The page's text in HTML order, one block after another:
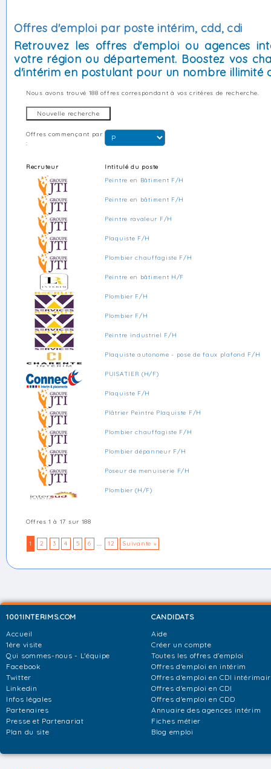
Offres d'emploi par poste intérim, cdd, cdi
Retrouvez les offres d'emploi ou agences
votre région ou département. Boostez vos
d'intérim en postulant pour un nombre illimité
Nous avons trouvé 188 offres correspondant à vos critères de recherche.
Offres commençant par
:
Recruteur
Intitulé du poste
Peintre en Bâtiment F/H
Peintre en bâtiment F/H
Peintre ravaleur F/H
Plaquiste F/H
Plombier chauffagiste F/H
Peintre en bâtiment H/F
Plombier F/H
Plombier F/H
Peintre industriel F/H
Plaquiste autonome - pose de faux plafond F/H
PUISATIER (H/F)
Plaquiste F/H
Plâtrier Peintre Plaquiste F/H
Plombier chauffagiste F/H
Plombier dépanneur F/H
Poseur de menuiserie F/H
Plombier (H/F)
Offres 1 à 17 sur 188
1 2 3 4 5 6 ... 12 Suivante »
1001INTERIMS.COM
Accueil
1ère visite
Qui sommes-nous - L'équipe
Facebook
Twitter
Linkedin
Infos légales
Partenaires
Presse et Partenariat
Plan du site
CANDIDATS
Aide
Créer un compte
Toutes les offres d'emploi
Offres d'emploi en intérim
Offres d'emploi en CDI
Offres d'emploi en CDI
Offres d'emploi en CDD
Annuaire des agences intérim
Fiches métier
Blog emploi